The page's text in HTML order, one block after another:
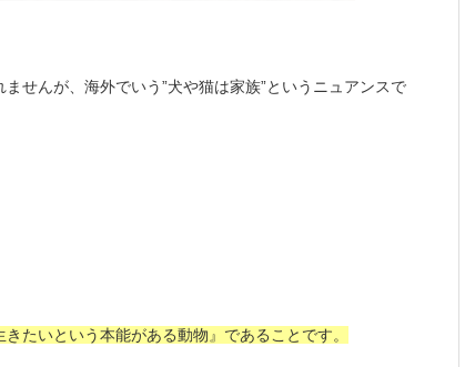
せんが、海外でいう”犬や猫は家族”というニュアンスで
きたいという本能がある動物』であることです。